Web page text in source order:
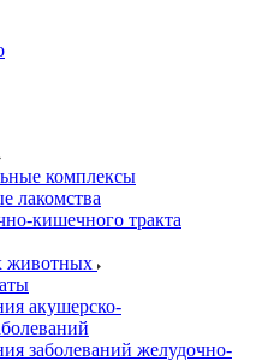
комплексы
лакомства
кишечного тракта
животных
акушерско-
заболеваний желудочно-